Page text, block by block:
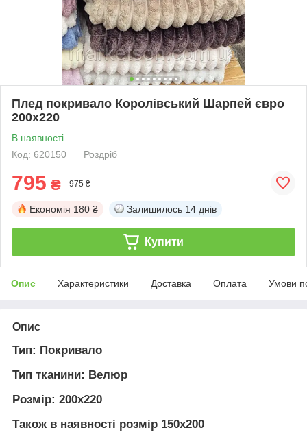
Плед покривало Королівський Шарпей євро
200х220
В наявності
Код: 620150
Роздріб
795 ₴ 975 ₴
Економія 180 ₴ Залишилось 14 днів
Купити
Опис Характеристики Доставка Оплата Умови
Опис
Тип: Покривало
Тип тканини: Велюр
Розмір: 200х220
Також в наявності розмір 150х200